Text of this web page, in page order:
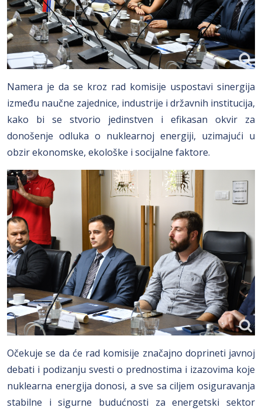
Namera je da se kroz rad komisije uspostavi sinergija
između naučne zajednice, industrije i državnih institucija,
kako bi se stvorio jedinstven i efikasan okvir za
donošenje odluka o nuklearnoj energiji, uzimajući u
obzir ekonomske, ekološke i socijalne faktore.
Očekuje se da će rad komisije značajno doprineti javnoj
debati i podizanju svesti o prednostima i izazovima koje
nuklearna energija donosi, a sve sa ciljem osiguravanja
stabilne i sigurne budućnosti za energetski sektor